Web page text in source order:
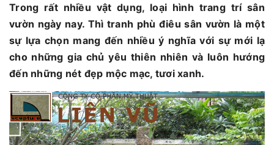
Trong rất nhiều vật dụng, loại hình trang trí sân
vườn ngày nay. Thì tranh phù điêu sân vườn là một
sự lựa chọn mang đến nhiều ý nghĩa với sự mới lạ
cho những gia chủ yêu thiên nhiên và luôn hướng
đến những nét đẹp mộc mạc, tươi xanh.